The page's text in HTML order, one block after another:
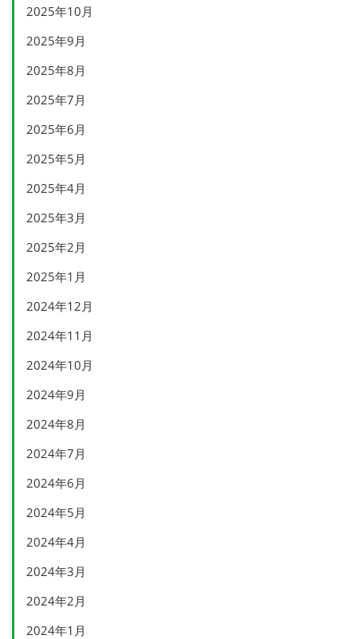
2025年10月
2025年9月
2025年8月
2025年7月
2025年6月
2025年5月
2025年4月
2025年3月
2025年2月
2025年1月
2024年12月
2024年11月
2024年10月
2024年9月
2024年8月
2024年7月
2024年6月
2024年5月
2024年4月
2024年3月
2024年2月
2024年1月